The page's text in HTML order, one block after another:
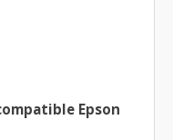
Epson